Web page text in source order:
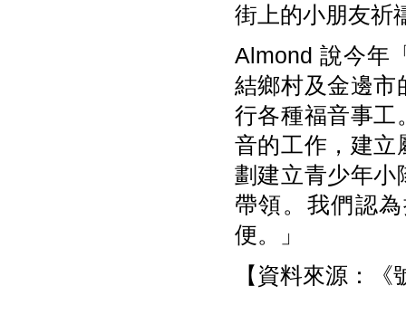
街上的小朋友祈
Almond 說今年
結鄉村及金邊市
行各種福音事工
音的工作，建立
劃建立青少年小
帶領。我們認
便。」
【資料來源：